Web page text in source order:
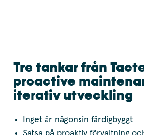
Tre tankar från
proactive
iterativ utveckling
Inget är någonsin färdigbyggt
Satsa på proaktiv förvaltning